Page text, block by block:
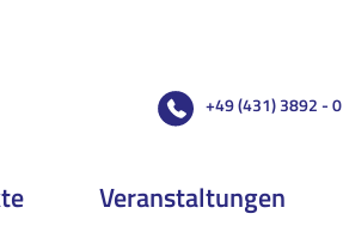
+49 (431) 3892 - 0
Veranstaltungen